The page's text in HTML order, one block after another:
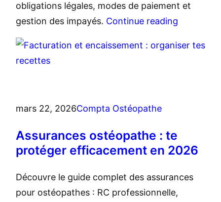
obligations légales, modes de paiement et
gestion des impayés. Continue reading
mars 22, 2026Compta Ostéopathe
Assurances ostéopathe : te
protéger efficacement en 2026
Découvre le guide complet des assurances
pour ostéopathes : RC professionnelle,